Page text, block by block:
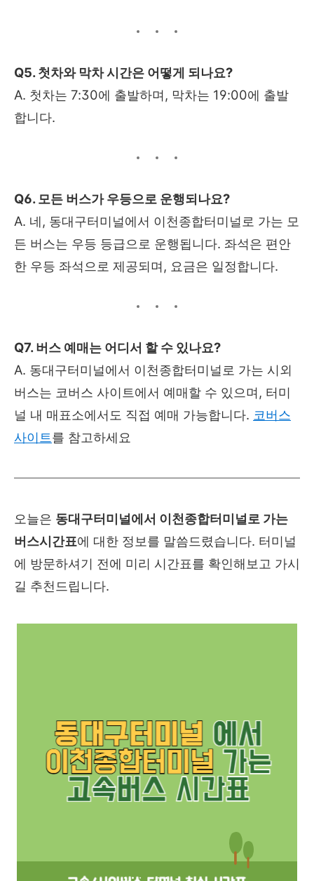
Q5. 첫차와 막차 시간은 어떻게 되나요?
A. 첫차는 7:30에 출발하며, 막차는 19:00에 출발
합니다.
Q6. 모든 버스가 우등으로 운행되나요?
A. 네, 동대구터미널에서 이천종합터미널로 가는 모
든 버스는 우등 등급으로 운행됩니다. 좌석은 편안
한 우등 좌석으로 제공되며, 요금은 일정합니다.
Q7. 버스 예매는 어디서 할 수 있나요?
A. 동대구터미널에서 이천종합터미널로 가는 시외
버스는 코버스 사이트에서 예매할 수 있으며, 터미
널 내 매표소에서도 직접 예매 가능합니다. 코버스
사이트를 참고하세요
오늘은 동대구터미널에서 이천종합터미널로 가는
버스시간표에 대한 정보를 말씀드렸습니다. 터미널
에 방문하셔기 전에 미리 시간표를 확인해보고 가시
길 추천드립니다.